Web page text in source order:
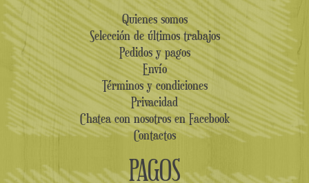
Quienes somos
Selección de últimos trabajos
Pedidos y pagos
Envío
Términos y condiciones
Privacidad
Chatea con nosotros en Facebook
Contactos
PAGOS